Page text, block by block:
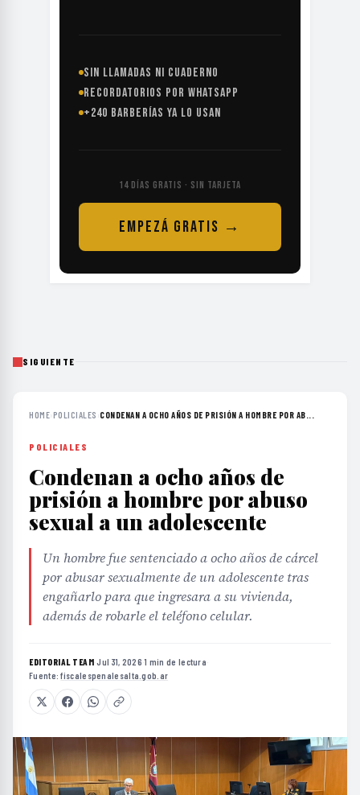
SIN LLAMADAS NI CUADERNO
RECORDATORIOS POR WHATSAPP
+240 BARBERÍAS YA LO USAN
14 DÍAS GRATIS · SIN TARJETA
EMPEZÁ GRATIS →
SIGUIENTE
HOME›POLICIALES ›CONDENAN A OCHO AÑOS DE PRISIÓN A HOMBRE POR AB...
POLICIALES
Condenan a ocho años de
prisión a hombre por abuso
sexual a un adolescente
Un hombre fue sentenciado a ocho años de cárcel
por abusar sexualmente de un adolescente tras
engañarlo para que ingresara a su vivienda,
además de robarle el teléfono celular.
EDITORIAL TEAM·Jul 31, 2026·1 min de lectura·
Fuente:fiscalespenalesalta.gob.ar